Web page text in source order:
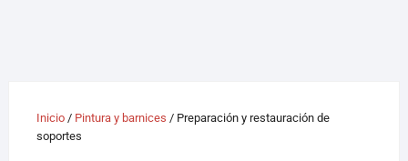
Inicio/ Pintura y barnices / Preparación y restauración de
soportes